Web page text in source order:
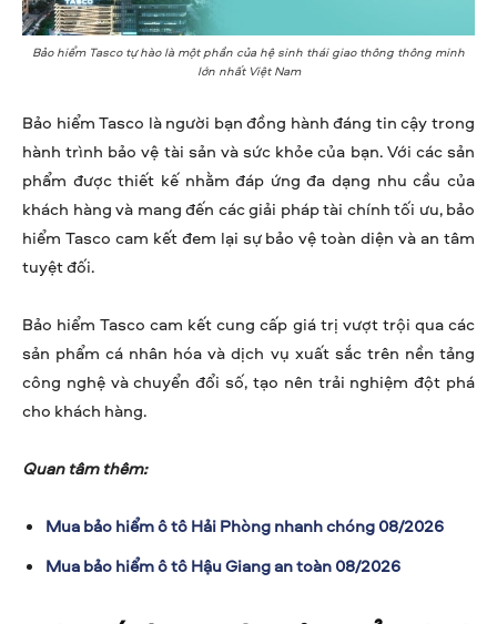
Bảo hiểm Tasco tự hào là một phần của hệ sinh thái giao thông thông minh
lớn nhất Việt Nam
Bảo hiểm Tasco là người bạn đồng hành đáng tin cậy trong
hành trình bảo vệ tài sản và sức khỏe của bạn. Với các sản
phẩm được thiết kế nhằm đáp ứng đa dạng nhu cầu của
khách hàng và mang đến các giải pháp tài chính tối ưu, bảo
hiểm Tasco cam kết đem lại sự bảo vệ toàn diện và an tâm
tuyệt đối.
Bảo hiểm Tasco cam kết cung cấp giá trị vượt trội qua các
sản phẩm cá nhân hóa và dịch vụ xuất sắc trên nền tảng
công nghệ và chuyển đổi số, tạo nên trải nghiệm đột phá
cho khách hàng.
Quan tâm thêm:
Mua bảo hiểm ô tô Hải Phòng nhanh chóng 08/2026
Mua bảo hiểm ô tô Hậu Giang an toàn 08/2026